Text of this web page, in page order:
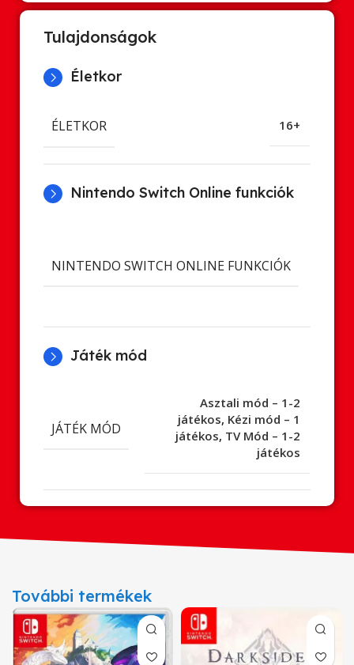
Tulajdonságok
Életkor
ÉLETKOR 16+
Nintendo Switch Online funkciók
NINTENDO SWITCH ONLINE FUNKCIÓK
Játék mód
JÁTÉK MÓD
Asztali mód – 1-2
játékos, Kézi mód – 1
játékos, TV Mód – 1-2
játékos
További termékek